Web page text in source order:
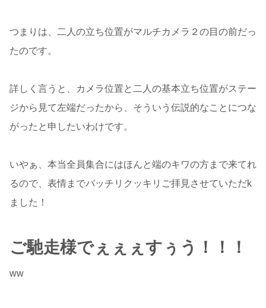
つまりは、二人の立ち位置がマルチカメラ２の目の前だっ
たのです。
詳しく言うと、カメラ位置と二人の基本立ち位置がステー
ジから見て左端だったから、そういう伝説的なことにつな
がったと申したいわけです。
いやぁ、本当全員集合にはほんと端のキワの方まで来てれ
るので、表情までバッチリクッキリご拝見させていただk
ました！
ご馳走様でぇぇぇすぅう！！！
ww